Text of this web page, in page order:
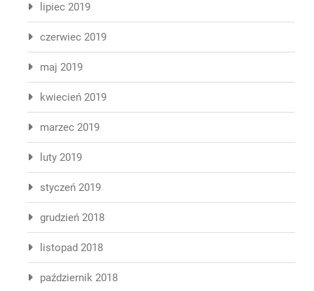
lipiec 2019
czerwiec 2019
maj 2019
kwiecień 2019
marzec 2019
luty 2019
styczeń 2019
grudzień 2018
listopad 2018
październik 2018